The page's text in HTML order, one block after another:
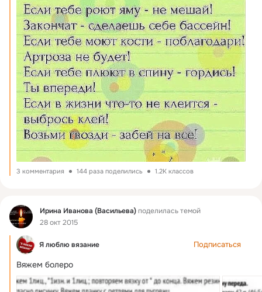
3 комментария 144 раза поделились 1.2K классов
Фид Ирина Иванова (Васильева)поделилась темой
28 окт 2015
Я люблю вязание Подписаться
Вяжем болеро